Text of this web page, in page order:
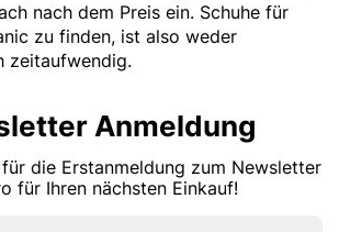
nach dem Preis ein. Schuhe für
zu finden, ist also weder
zeitaufwendig.
Anmeldung
die Erstanmeldung zum Newsletter
für Ihren nächsten Einkauf!